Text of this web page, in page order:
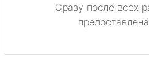
Сразу после всех